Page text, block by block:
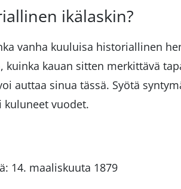
ikälaskin?
vanha kuuluisa historiallinen
kuinka kauan sitten merkittävä
auttaa sinua tässä. Syötä
kuluneet vuodet.
14. maaliskuuta 1879